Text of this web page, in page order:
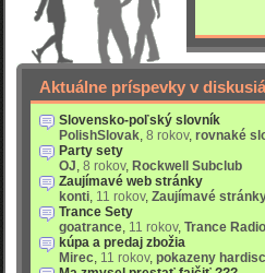
Aktuálne príspevky v
Slovensko-poľský slovník
PolishSlovak, 8 rokov, rovnaké
Party sety
OJ, 8 rokov, Rockwell Subclub
Zaujímavé web stránky
konti, 11 rokov, Zaujímavé
Trance Sety
goatrance, 11 rokov, Trance
kúpa a predaj zbožia
Mirec, 11 rokov, pokazeny hardisc